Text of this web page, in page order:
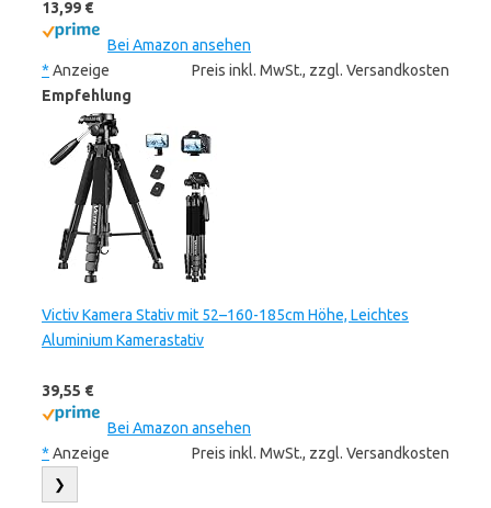
13,99 €
Bei Amazon ansehen
* Anzeige
Preis inkl. MwSt., zzgl. Versandkosten
Empfehlung
Victiv Kamera Stativ mit 52–160-185cm Höhe, Leichtes
Aluminium Kamerastativ
39,55 €
Bei Amazon ansehen
* Anzeige Preis inkl. MwSt., zzgl. Versandkosten
❯